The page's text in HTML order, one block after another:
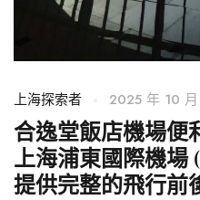
上海探索者 2025 年 10 月
合逸堂飯店機場便
上海浦東國際機場
提供完整的飛行前